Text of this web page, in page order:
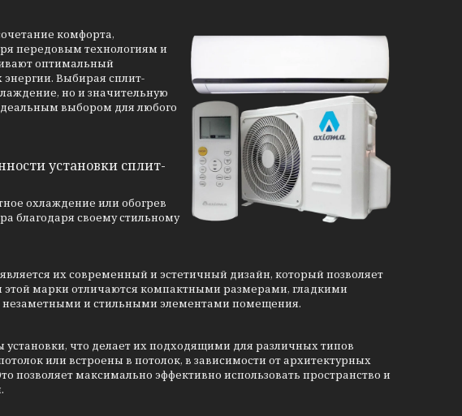
комфорта,
передовым технологиям и
оптимальный
Выбирая сплит-
но и значительную
выбором для любого
установки сплит-
охлаждение или обогрев
благодаря своему стильному
их современный и эстетичный дизайн, который позволяет
марки отличаются компактными размерами, гладкими
и стильными элементами помещения.
что делает их подходящими для различных типов
или встроены в потолок, в зависимости от архитектурных
позволяет максимально эффективно использовать пространство и